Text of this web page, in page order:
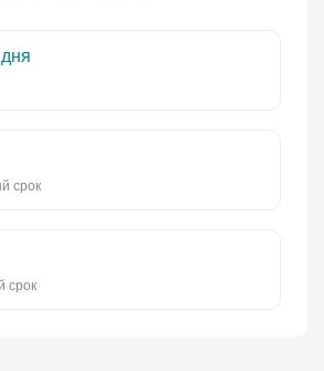
срок
срок